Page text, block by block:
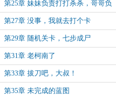
第25章 妹妹负责打打杀杀，哥哥负
责貌美如花
第27章 没事，我就去打个卡
第29章 随机关卡，七步成尸
第31章 老柯南了
第33章 拔刀吧，大叔！
第35章 未完成的蓝图